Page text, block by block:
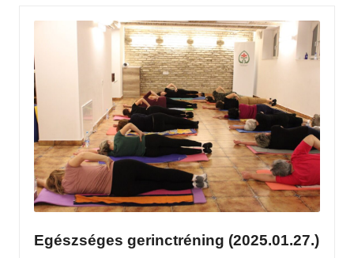
Egészséges gerinctréning (2025.01.27.)